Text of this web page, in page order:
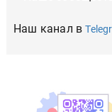
Наш канал в